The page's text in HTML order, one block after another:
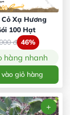
Xạ Hương
100 Hạt
đ 46%
hàng nhanh
giỏ hàng